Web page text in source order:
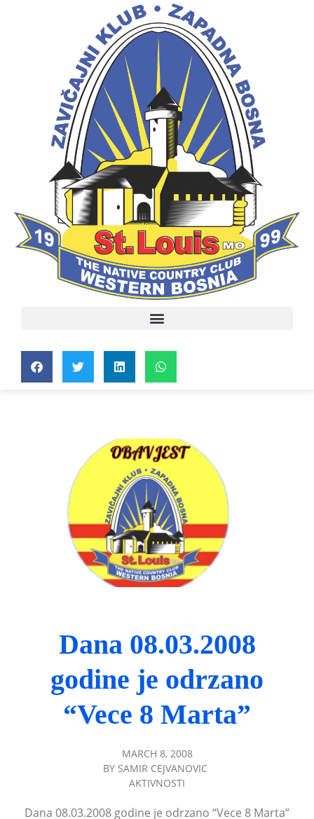
Dana 08.03.2008
godine je odrzano
“Vece 8 Marta”
MARCH 8, 2008
BY SAMIR CEJVANOVIC
AKTIVNOSTI
Dana 08.03.2008 godine je odrzano “Vece 8 Marta”